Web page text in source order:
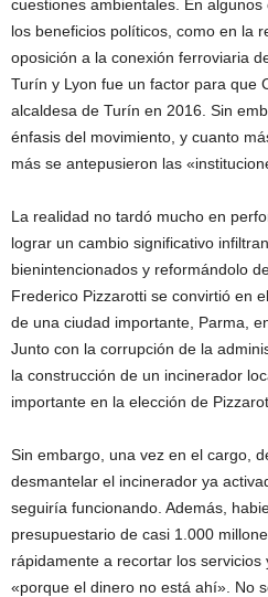
cuestiones ambientales. En
los beneficios políticos, como en la
oposición a la conexión ferroviaria
Turín y Lyon fue un factor para que
alcaldesa de Turín en 2016. Sin
énfasis del movimiento, y cuanto
más se antepusieron las
La realidad no tardó mucho en
lograr un cambio significativo
bienintencionados y reformándolo
Frederico Pizzarotti se convirtió en
de una ciudad importante, Parma,
Junto con la corrupción de la
la construcción de un incinerador
importante en la elección de
Sin embargo, una vez en el cargo,
desmantelar el incinerador ya
seguiría funcionando. Además,
presupuestario de casi 1.000
rápidamente a recortar los servicios
«porque el dinero no está ahí». No